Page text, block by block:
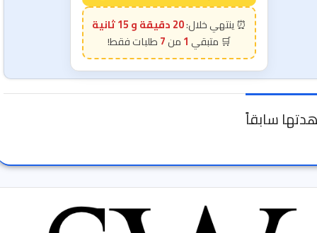
20 دقيقة و 14 ثانية
1
7
سابقاً